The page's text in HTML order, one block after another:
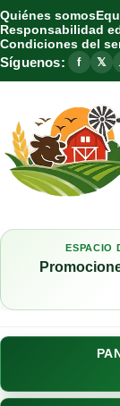
Quiénes somos
Responsabilidad
Condiciones del
Síguenos: f 𝕏
ESPACIO